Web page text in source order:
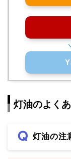
灯油のよく
灯油の注